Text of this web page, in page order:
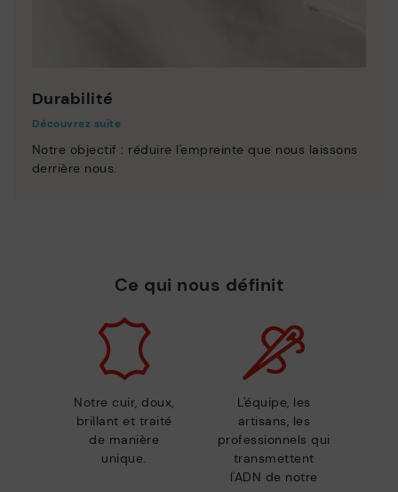
Durabilité
Découvrez suite
Notre objectif : réduire l'empreinte que nous laissons
derrière nous.
Ce qui nous définit
Notre cuir, doux,
brillant et traité
de manière
unique.
L'équipe, les
artisans, les
professionnels qui
transmettent
l'ADN de notre